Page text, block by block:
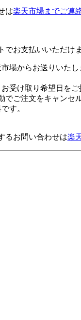
は楽天市場までご連
お支払いいただけま
場からお送りいたし
受け取り希望日を
ご注文をキャンセ
す。
るお問い合わせは楽